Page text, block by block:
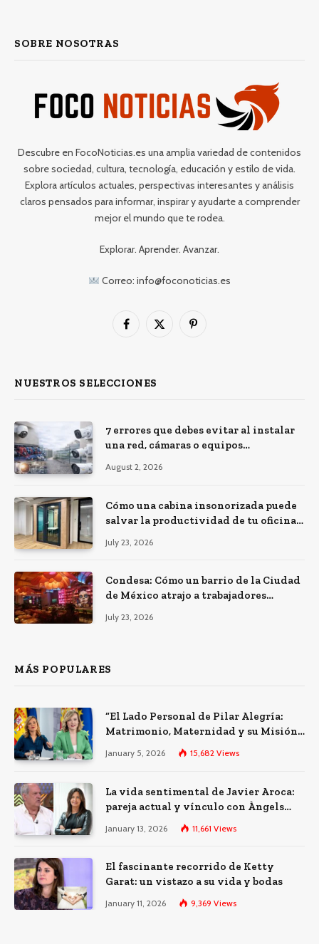
SOBRE NOSOTRAS
Descubre en FocoNoticias.es una amplia variedad de contenidos
sobre sociedad, cultura, tecnología, educación y estilo de vida.
Explora artículos actuales, perspectivas interesantes y análisis
claros pensados para informar, inspirar y ayudarte a comprender
mejor el mundo que te rodea.
Explorar. Aprender. Avanzar.
Correo: info@foconoticias.es
Facebook
X
Pinterest
NUESTROS SELECCIONES
7 errores que debes evitar al instalar
una red, cámaras o equipos
August 2, 2026
Cómo una cabina insonorizada puede
salvar la productividad de tu oficina
July 23, 2026
Condesa: Cómo un barrio de la Ciudad
de México atrajo a trabajadores
July 23, 2026
MÁS POPULARES
“El Lado Personal de Pilar Alegría:
Matrimonio, Maternidad y su Misión
January 5, 2026 15,682 Views
La vida sentimental de Javier Aroca:
pareja actual y vínculo con Àngels
January 13, 2026 11,661 Views
El fascinante recorrido de Ketty
Garat: un vistazo a su vida y bodas
January 11, 2026 9,369 Views